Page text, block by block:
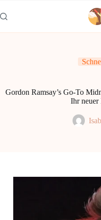
Inhalt
springen
Gordon Ramsay’s Go-To
Ihr neuer